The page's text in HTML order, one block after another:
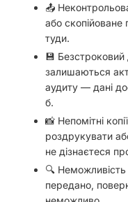
📤
або
туди.
💾 Безстроковий
залишаються
аудиту — дані
б.
📸 Непомітні
роздрукувати
не дізнаєтеся
🔍
передано,